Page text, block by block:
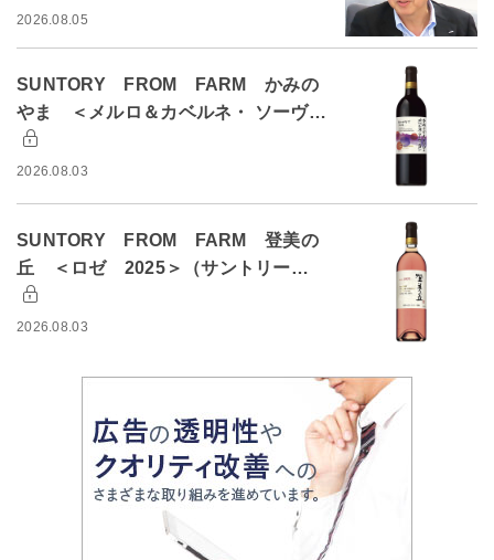
2026.08.05
SUNTORY FROM FARM かみの
やま ＜メルロ＆カベルネ・ ソーヴ…
2026.08.03
SUNTORY FROM FARM 登美の
丘 ＜ロゼ 2025＞（サントリー…
2026.08.03